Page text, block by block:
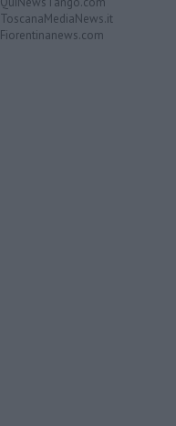
ToscanaMediaNews.it
Fiorentinanews.com